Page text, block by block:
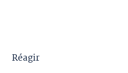
Réagir